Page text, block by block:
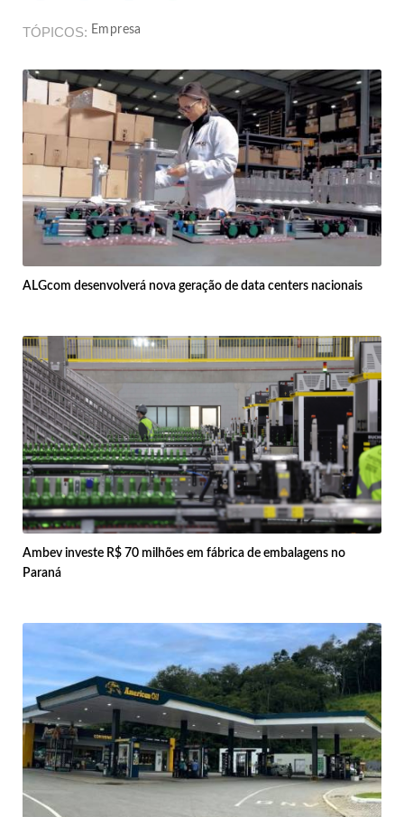
TÓPICOS Empresa
ALGcom desenvolverá nova geração de data centers nacionais
Ambev investe R$ 70 milhões em fábrica de embalagens no
Paraná